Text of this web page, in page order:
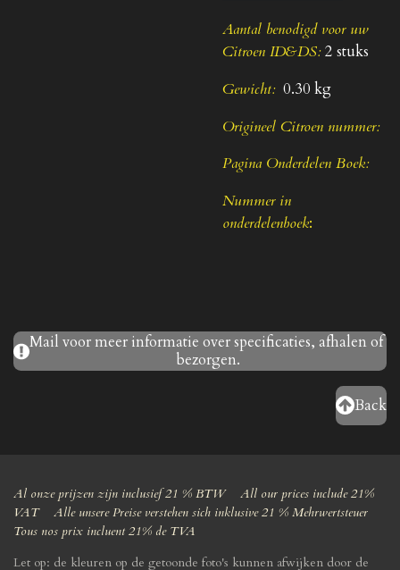
Aantal benodigd voor uw
Citroen ID&DS:2 stuks
Gewicht: 0.30 kg
Origineel Citroen nummer:
Pagina Onderdelen Boek:
Nummer in
onderdelenboek:
Mail voor meer informatie over specificaties, afhalen of
bezorgen.
Back
Al onze prijzen zijn inclusief 21 % BTW All our prices include 21%
VAT Alle unsere Preise verstehen sich inklusive 21 % Mehrwertsteuer
Tous nos prix incluent 21% de TVA
Let op: de kleuren op de getoonde foto's kunnen afwijken door de